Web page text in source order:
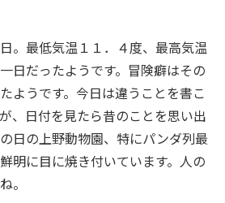
。最低気温１１．４度、最高気温
日だったようです。冒険癖はその
ようです。今日は違うことを書こ
、日付を見たら昔のことを思い出
日の上野動物園、特にパンダ列最
明に目に焼き付いています。人の
。